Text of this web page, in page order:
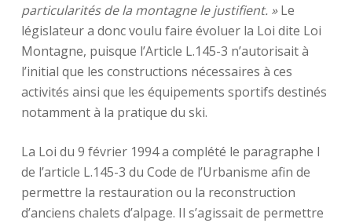
particularités de la montagne le justifient. »Le
législateur a donc voulu faire évoluer la Loi dite Loi
Montagne, puisque l’Article L.145-3 n’autorisait à
l’initial que les constructions nécessaires à ces
activités ainsi que les équipements sportifs destinés
notamment à la pratique du ski.
La Loi du 9 février 1994 a complété le paragraphe I
de l’article L.145-3 du Code de l’Urbanisme afin de
permettre la restauration ou la reconstruction
d’anciens chalets d’alpage. Il s’agissait de permettre